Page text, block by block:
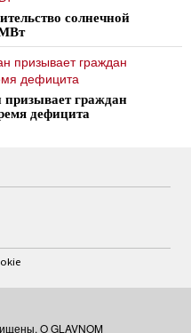
солнечной
граждан
дефицита
O GLAVNOM